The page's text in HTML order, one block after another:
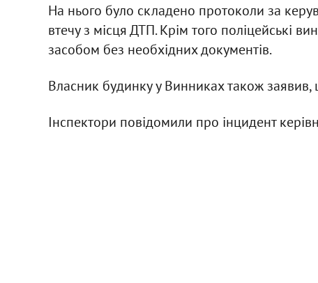
На нього було складено протоколи за
втечу з місця ДТП. Крім того поліцейські
засобом без необхідних документів.
Власник будинку у Винниках також
Інспектори повідомили про інцидент